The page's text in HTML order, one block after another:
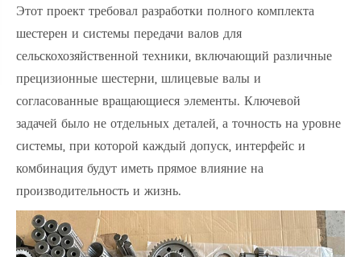
Этот проект требовал разработки полного комплекта
шестерен и системы передачи валов для
сельскохозяйственной техники, включающий различные
прецизионные шестерни, шлицевые валы и
согласованные вращающиеся элементы. Ключевой
задачей было не отдельных деталей, а точность на уровне
системы, при которой каждый допуск, интерфейс и
комбинация будут иметь прямое влияние на
производительность и жизнь.